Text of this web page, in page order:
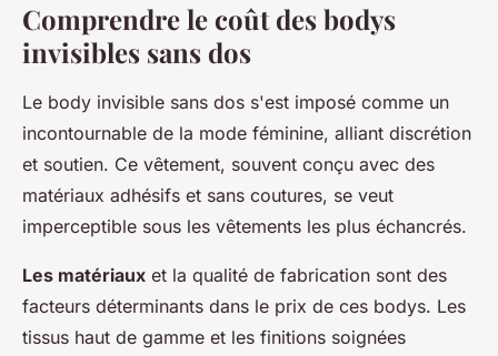
Comprendre le coût des bodys
invisibles sans dos
Le body invisible sans dos s'est imposé comme un
incontournable de la mode féminine, alliant discrétion
et soutien. Ce vêtement, souvent conçu avec des
matériaux adhésifs et sans coutures, se veut
imperceptible sous les vêtements les plus échancrés.
Les matériaux et la qualité de fabrication sont des
facteurs déterminants dans le prix de ces bodys. Les
tissus haut de gamme et les finitions soignées